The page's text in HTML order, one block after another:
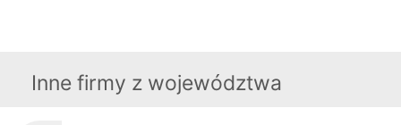
Inne firmy z województwa